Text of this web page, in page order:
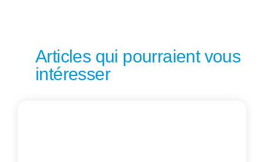
Articles qui pourraient vous
intéresser